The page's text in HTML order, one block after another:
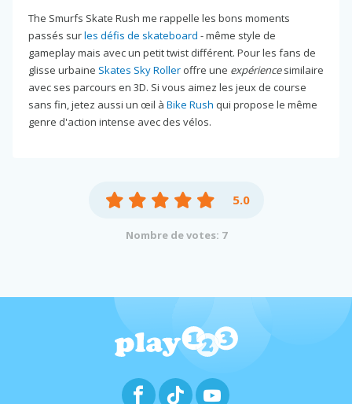
The Smurfs Skate Rush me rappelle les bons moments
passés surles défis de skateboard - même style de
gameplay mais avec un petit twist différent. Pour les fans de
glisse urbaine Skates Sky Roller offre une expériencesimilaire
avec ses parcours en 3D. Si vous aimez les jeux de course
sans fin, jetez aussi un œil à Bike Rush qui propose le même
genre d'action intense avec des vélos.
5.0
Nombre de votes: 7